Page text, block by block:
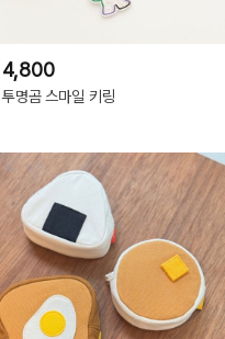
4,800
투명곰 스마일 키링